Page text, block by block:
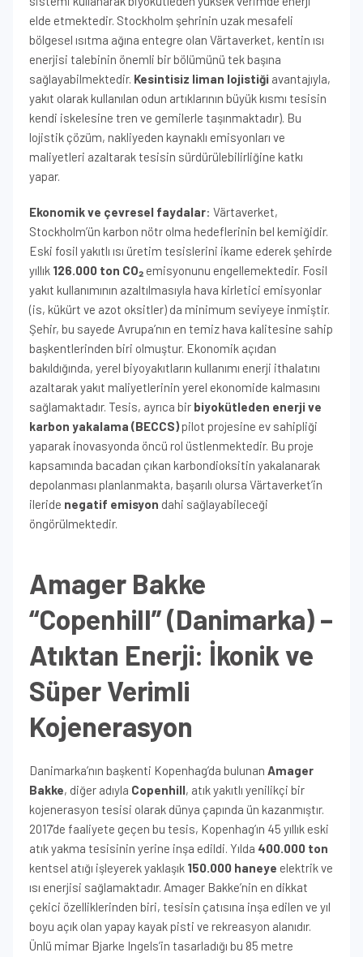
elde etmektedir. Stockholm şehrinin uzak mesafeli
bölgesel ısıtma ağına entegre olan Värtaverket, kentin ısı
enerjisi talebinin önemli bir bölümünü tek başına
sağlayabilmektedir. Kesintisiz liman lojistiği avantajıyla,
yakıt olarak kullanılan odun artıklarının büyük kısmı tesisin
kendi iskelesine tren ve gemilerle taşınmaktadır). Bu
lojistik çözüm, nakliyeden kaynaklı emisyonları ve
maliyetleri azaltarak tesisin sürdürülebilirliğine katkı
yapar.
Ekonomik ve çevresel faydalar: Värtaverket,
Stockholm’ün karbon nötr olma hedeflerinin bel kemiğidir.
Eski fosil yakıtlı ısı üretim tesislerini ikame ederek şehirde
yıllık 126.000 ton CO₂ emisyonunu engellemektedir. Fosil
yakıt kullanımının azaltılmasıyla hava kirletici emisyonlar
(is, kükürt ve azot oksitler) da minimum seviyeye inmiştir.
Şehir, bu sayede Avrupa’nın en temiz hava kalitesine sahip
başkentlerinden biri olmuştur. Ekonomik açıdan
bakıldığında, yerel biyoyakıtların kullanımı enerji ithalatını
azaltarak yakıt maliyetlerinin yerel ekonomide kalmasını
sağlamaktadır. Tesis, ayrıca bir biyokütleden enerji ve
karbon yakalama (BECCS) pilot projesine ev sahipliği
yaparak inovasyonda öncü rol üstlenmektedir. Bu proje
kapsamında bacadan çıkan karbondioksitin yakalanarak
depolanması planlanmakta, başarılı olursa Värtaverket’in
ileride negatif emisyon dahi sağlayabileceği
öngörülmektedir.
Amager Bakke
“Copenhill” (Danimarka) –
Atıktan Enerji: İkonik ve
Süper Verimli
Kojenerasyon
Danimarka’nın başkenti Kopenhag’da bulunan Amager
Bakke, diğer adıyla Copenhill, atık yakıtlı yenilikçi bir
kojenerasyon tesisi olarak dünya çapında ün kazanmıştır.
2017’de faaliyete geçen bu tesis, Kopenhag’ın 45 yıllık eski
atık yakma tesisinin yerine inşa edildi. Yılda 400.000 ton
kentsel atığı işleyerek yaklaşık 150.000 haneye elektrik ve
ısı enerjisi sağlamaktadır. Amager Bakke’nin en dikkat
çekici özelliklerinden biri, tesisin çatısına inşa edilen ve yıl
boyu açık olan yapay kayak pisti ve rekreasyon alanıdır.
Ünlü mimar Bjarke Ingels’in tasarladığı bu 85 metre